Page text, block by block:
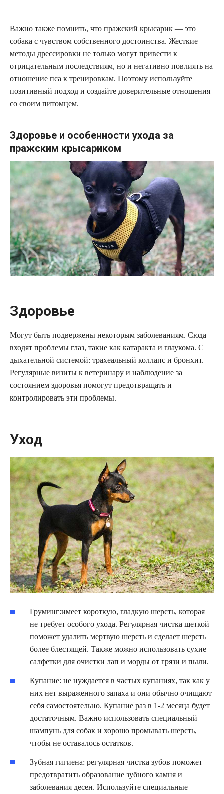
Важно также помнить, что пражский крысарик — это
собака с чувством собственного достоинства. Жесткие
методы дрессировки не только могут привести к
отрицательным последствиям, но и негативно повлиять на
отношение пса к тренировкам. Поэтому используйте
позитивный подход и создайте доверительные отношения
со своим питомцем.
Здоровье и особенности ухода за
пражским крысариком
Здоровье
Могут быть подвержены некоторым заболеваниям. Сюда
входят проблемы глаз, такие как катаракта и глаукома. С
дыхательной системой: трахеальный коллапс и бронхит.
Регулярные визиты к ветеринару и наблюдение за
состоянием здоровья помогут предотвращать и
контролировать эти проблемы.
Уход
Груминг:имеет короткую, гладкую шерсть, которая
не требует особого ухода. Регулярная чистка щеткой
поможет удалить мертвую шерсть и сделает шерсть
более блестящей. Также можно использовать сухие
салфетки для очистки лап и морды от грязи и пыли.
Купание: не нуждается в частых купаниях, так как у
них нет выраженного запаха и они обычно очищают
себя самостоятельно. Купание раз в 1-2 месяца будет
достаточным. Важно использовать специальный
шампунь для собак и хорошо промывать шерсть,
чтобы не оставалось остатков.
Зубная гигиена: регулярная чистка зубов поможет
предотвратить образование зубного камня и
заболевания десен. Используйте специальные